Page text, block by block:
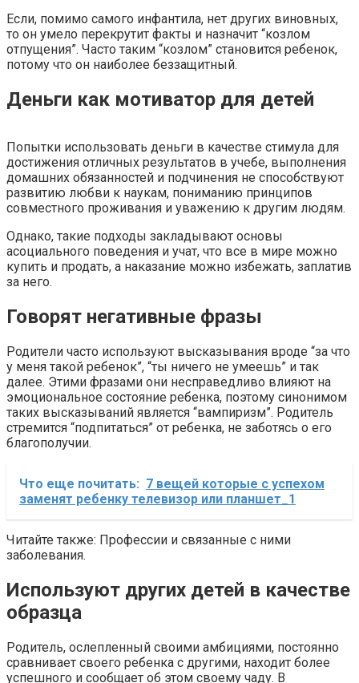
Если, помимо самого инфантила, нет других виновных,
то он умело перекрутит факты и назначит “козлом
отпущения”. Часто таким “козлом” становится ребенок,
потому что он наиболее беззащитный.
Деньги как мотиватор для детей
Попытки использовать деньги в качестве стимула для
достижения отличных результатов в учебе, выполнения
домашних обязанностей и подчинения не способствуют
развитию любви к наукам, пониманию принципов
совместного проживания и уважению к другим людям.
Однако, такие подходы закладывают основы
асоциального поведения и учат, что все в мире можно
купить и продать, а наказание можно избежать, заплатив
за него.
Говорят негативные фразы
Родители часто используют высказывания вроде “за что
у меня такой ребенок”, “ты ничего не умеешь” и так
далее. Этими фразами они несправедливо влияют на
эмоциональное состояние ребенка, поэтому синонимом
таких высказываний является “вампиризм”. Родитель
стремится “подпитаться” от ребенка, не заботясь о его
благополучии.
Что еще почитать: 7 вещей которые с успехом
заменят ребенку телевизор или планшет_1
Читайте также: Профессии и связанные с ними
заболевания.
Используют других детей в качестве
образца
Родитель, ослепленный своими амбициями, постоянно
сравнивает своего ребенка с другими, находит более
успешного и сообщает об этом своему чаду. В